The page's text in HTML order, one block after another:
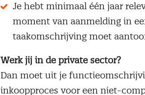
Je hebt minimaal één jaar
moment van aanmelding in
taakomschrijving moet
Werk jij in de private sector?
Dan moet uit je
inkoopproces voor een niet-